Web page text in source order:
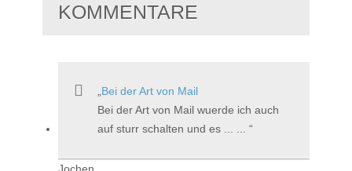
KOMMENTARE
Bei der Art von Mail
Bei der Art von Mail wuerde ich auch
auf sturr schalten und es ... ...